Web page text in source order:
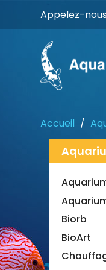
Appelez-
Accueil
Biorb
BioArt